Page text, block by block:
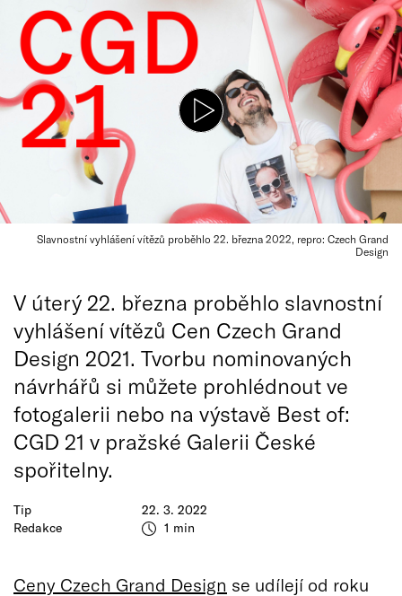
Slavnostní vyhlášení vítězů proběhlo 22. března 2022, repro: Czech Grand
Design
Tip
Redakce
22. 3. 2022
1 min
V úterý 22. března proběhlo slavnostní
vyhlášení vítězů Cen Czech Grand
Design 2021. Tvorbu nominovaných
návrhářů si můžete prohlédnout ve
fotogalerii nebo na výstavě Best of:
CGD 21 v pražské Galerii České
spořitelny.
Ceny Czech Grand Design se udílejí od roku